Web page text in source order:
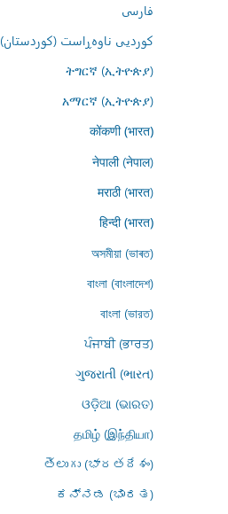
فارسى
کوردیی ناوەڕاست (کوردستان)
ትግርኛ (ኢትዮጵያ)
አማርኛ (ኢትዮጵያ)
कोंकणी (भारत)
नेपाली (नेपाल)
मराठी (भारत)
हिन्दी (भारत)
অসমীয়া (ভাৰত)
বাংলা (বাংলাদেশ)
বাংলা (ভারত)
ਪੰਜਾਬੀ (ਭਾਰਤ)
ગુજરાતી (ભારત)
ଓଡ଼ିଆ (ଭାରତ)
தமிழ் (இந்தியா)
తెలుగు (భారతదేశం)
ಕನ್ನಡ (ಭಾರತ)